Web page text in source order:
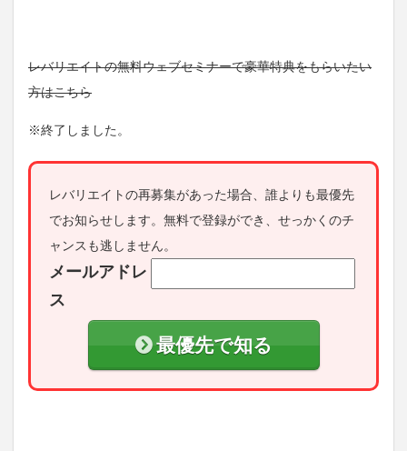
レバリエイトの無料ウェブセミナーで豪華特典をもらいたい
方はこちら
※終了しました。
レバリエイトの再募集があった場合、誰よりも最優先
でお知らせします。無料で登録ができ、せっかくのチ
ャンスも逃しません。
メールアドレ
ス
最優先で知る